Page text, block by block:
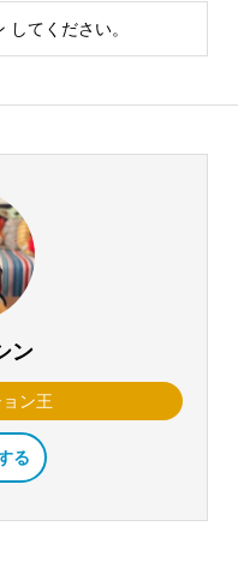
してください。
ン
ン王
る